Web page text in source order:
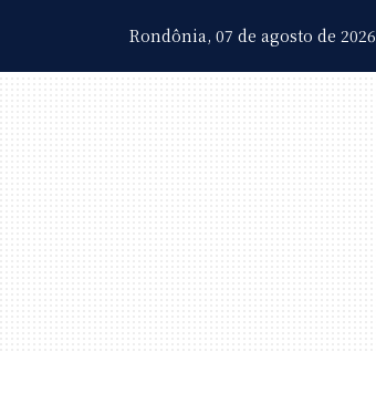
Rondônia, 07 de agosto de 2026